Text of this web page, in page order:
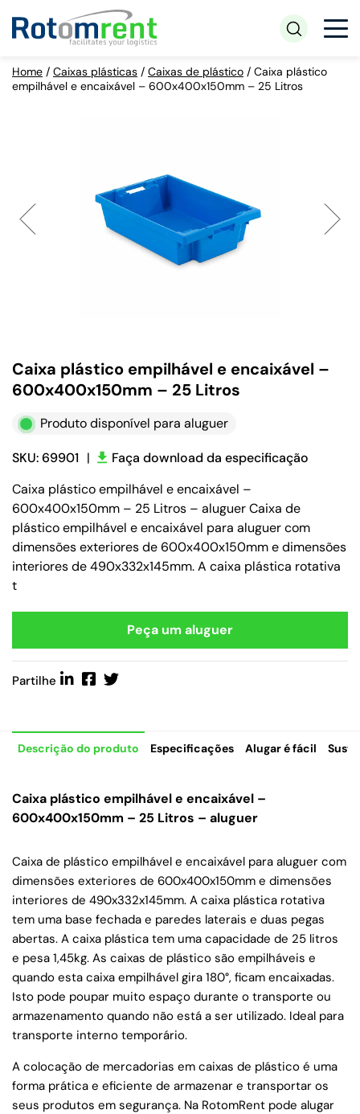
Home / Caixas plásticas / Caixas de plástico / Caixa plástico
empilhável e encaixável – 600x400x150mm – 25 Litros
Caixa plástico empilhável e encaixável –
600x400x150mm – 25 Litros
Produto disponível para aluguer
SKU: 69901 |
Faça download da especificação
Caixa plástico empilhável e encaixável –
600x400x150mm – 25 Litros – aluguer Caixa de
plástico empilhável e encaixável para aluguer com
dimensões exteriores de 600x400x150mm e dimensões
interiores de 490x332x145mm. A caixa plástica rotativa
t
Peça um aluguer
Partilhe
Descrição do produto Especificações Alugar é fácil
Caixa plástico empilhável e encaixável –
600x400x150mm – 25 Litros – aluguer
Caixa de plástico empilhável e encaixável para aluguer com
dimensões exteriores de 600x400x150mm e dimensões
interiores de 490x332x145mm. A caixa plástica rotativa
tem uma base fechada e paredes laterais e duas pegas
abertas. A caixa plástica tem uma capacidade de 25 litros
e pesa 1,45kg. As caixas de plástico são empilháveis e
quando esta caixa empilhável gira 180°, ficam encaixadas.
Isto pode poupar muito espaço durante o transporte ou
armazenamento quando não está a ser utilizado. Ideal para
transporte interno temporário.
A colocação de mercadorias em caixas de plástico é uma
forma prática e eficiente de armazenar e transportar os
seus produtos em segurança. Na RotomRent pode alugar